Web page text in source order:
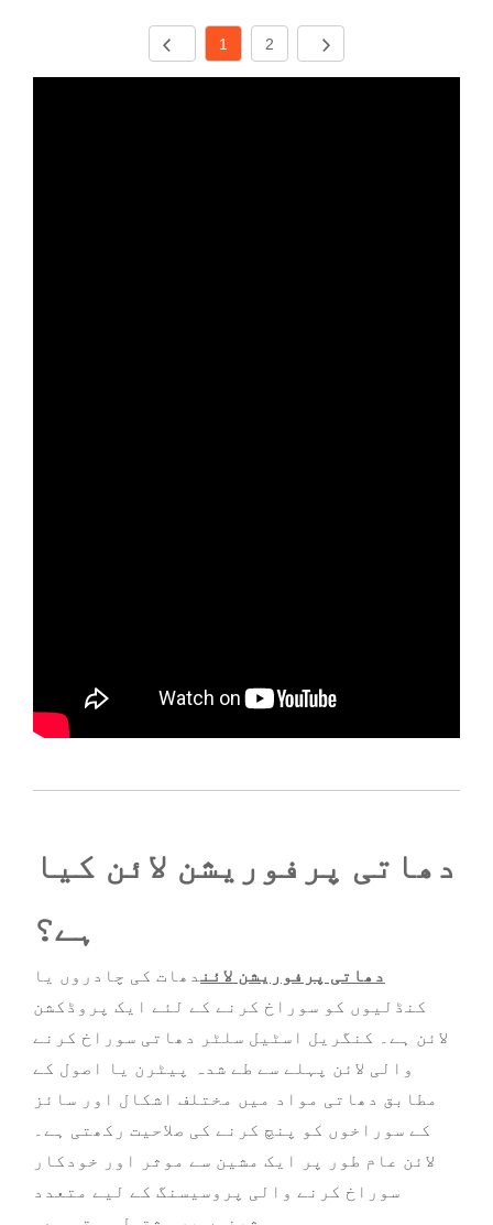
1 2
دھاتی پرفوریشن لائن کیا
ہے؟
دھاتی پرفوریشن لائندھات کی چادروں یا
کنڈلیوں کو سوراخ کرنے کے لئے ایک پروڈکشن
لائن ہے۔ کنگریل اسٹیل سلٹر دھاتی سوراخ کرنے
والی لائن پہلے سے طے شدہ پیٹرن یا اصول کے
مطابق دھاتی مواد میں مختلف اشکال اور سائز
کے سوراخوں کو پنچ کرنے کی صلاحیت رکھتی ہے۔
لائن عام طور پر ایک مشین سے موثر اور خودکار
سوراخ کرنے والی پروسیسنگ کے لیے متعدد